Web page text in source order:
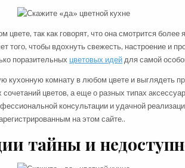
так как говорят, что она смотрится
того, чтобы вдохнуть свежесть, настроение и
поразительных цветовых идей для самой
кухонную комнату в любом цвете и выглядеть
цветов, а еще о разных типах
консультации и удачной
на этом сайте..
тайны и